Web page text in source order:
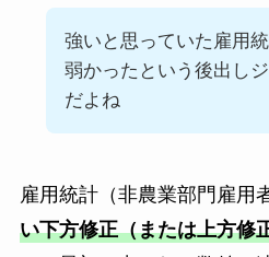
強いと思っていた雇用
弱かったという後出し
だよね
雇用統計（非農業部門雇用
い下方修正（または上方修